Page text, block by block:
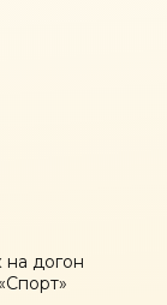
на догон